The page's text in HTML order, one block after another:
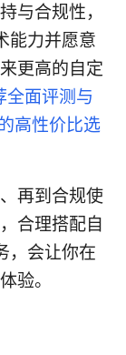
与合规性，
能力并愿意
更高的自定
面评测与
高性价比选
再到合规使
合理搭配自
，会让你在
验。